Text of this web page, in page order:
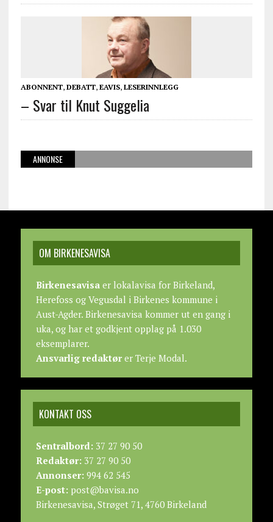
ABONNENT, DEBATT, EAVIS, LESERINNLEGG
– Svar til Knut Suggelia
ANNONSE
OM BIRKENESAVISA
Birkenesavisaer lokalavisa for Birkeland,
Herefoss og Vegusdal i Birkenes kommune i
Aust-Agder. Birkenesavisa kommer ut en gang i
uka, og har et godkjent opplag på 1.030
eksemplarer.
Ansvarlig redaktører Terje Modal.
KONTAKT OSS
Sentralbord:37 27 90 50
Redaktør:37 27 90 50
Annonser:994 62 545
E-post:post@bavisa.no
Birkenesavisa, Strøget 71, 4760 Birkeland